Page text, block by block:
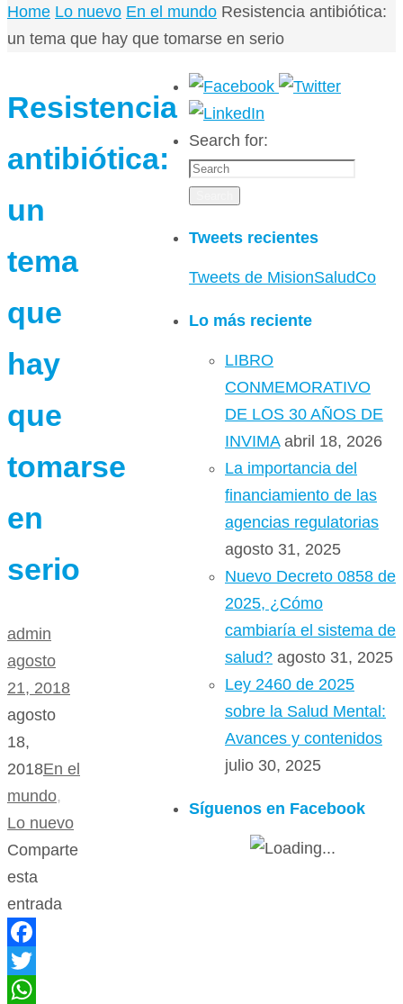
Home Lo nuevo En el mundo Resistencia antibiótica:
un tema que hay que tomarse en serio
Resistencia
antibiótica:
un
tema
que
hay
que
tomarse
en
serio
admin
agosto
21, 2018
agosto
18,
2018En el
mundo,
Lo nuevo
Comparte
esta
entrada
Facebook
Twitter
Search for:
Tweets recientes
Tweets de MisionSaludCo
Lo más reciente
LIBRO
CONMEMORATIVO
DE LOS 30 AÑOS DE
INVIMA abril 18, 2026
La importancia del
financiamiento de las
agencias regulatorias
agosto 31, 2025
Nuevo Decreto 0858 de
2025, ¿Cómo
cambiaría el sistema de
salud? agosto 31, 2025
Ley 2460 de 2025
sobre la Salud Mental:
Avances y contenidos
julio 30, 2025
Síguenos en Facebook